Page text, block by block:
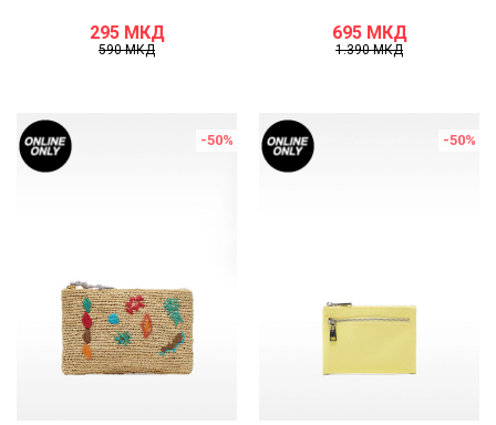
295 МКД
590МКД
695 МКД
1.390МКД
-50% -50%